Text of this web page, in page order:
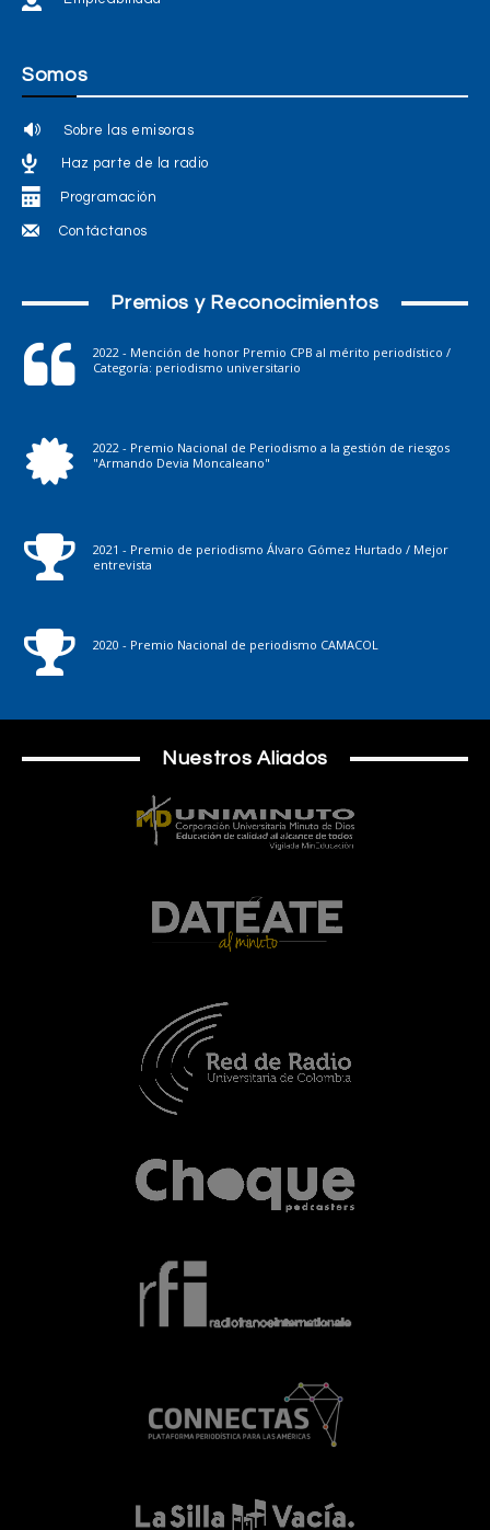
Somos
Sobre las emisoras
Haz parte de la radio
Programación
Contáctanos
Premios y Reconocimientos
2022 - Mención de honor Premio CPB al mérito periodístico /
Categoría: periodismo universitario
2022 - Premio Nacional de Periodismo a la gestión de riesgos
"Armando Devia Moncaleano"
2021 - Premio de periodismo Álvaro Gómez Hurtado / Mejor
entrevista
2020 - Premio Nacional de periodismo CAMACOL
Nuestros Aliados